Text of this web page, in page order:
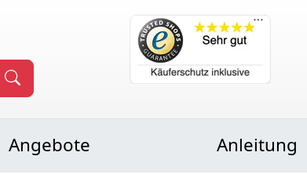
Angebote Anleitung